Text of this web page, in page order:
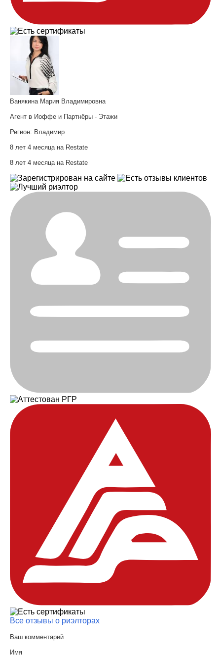
Ванякина Мария Владимировна
Агент в Иоффе и Партнёры - Этажи
Регион: Владимир
8 лет 4 месяца на Restate
8 лет 4 месяца на Restate
Все отзывы о риэлторах
Ваш комментарий
Имя